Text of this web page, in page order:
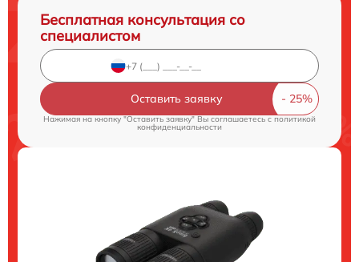
Бесплатная консультация со
специалистом
Оставить заявку
Нажимая на кнопку "Оставить заявку" Вы соглашаетесь cполитикой
конфиденциальности